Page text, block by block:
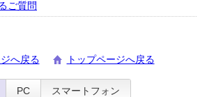
ご質問
へ戻る トップページへ戻る
PC スマートフォン